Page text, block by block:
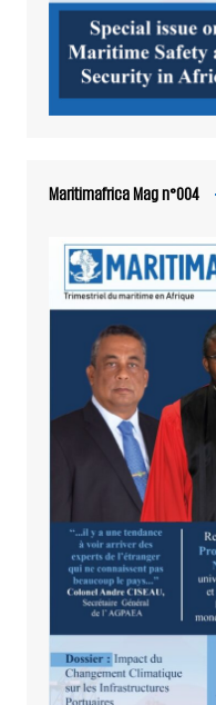
Maritimafrica Mag n°004